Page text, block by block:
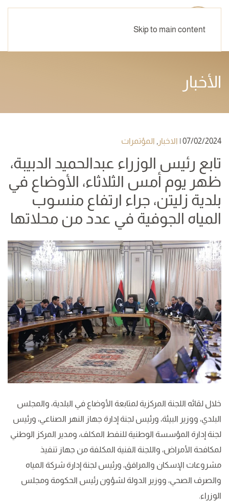
Skip to main content
الأخبار
07/02/2024
| الاخبار , المؤتمرات
تابع رئيس الوزراء عبدالحميد الدبيبة،
ظهر يوم أمس الثلاثاء، الأوضاع في
بلدية زليتن، جراء ارتفاع منسوب
المياه الجوفية في عدد من محلاتها
خلال لقائه اللجنة المركزية لمتابعة الأوضاع في البلدية، والمجلس
البلدي، ووزير البيئة، ورئيس لجنة إدارة جهاز النهر الصناعي، ورئيس
لجنة إدارة المؤسسة الوطنية للنفط المكلف، ومدير المركز الوطني
لمكافحة الأمراض، واللجنة الفنية المكلفة من جهاز تنفيذ
مشروعات الإسكان والمرافق، ورئيس لجنة إدارة شركة المياه
والصرف الصحي، ووزير الدولة لشؤون رئيس الحكومة ومجلس
الوزراء.